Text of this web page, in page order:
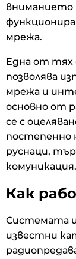
вниманието
мрежа.
Една от тях
позволява
мрежа и
основно от
се с
постепенно
руснаци,
комуникация.
Как
Системата
известни